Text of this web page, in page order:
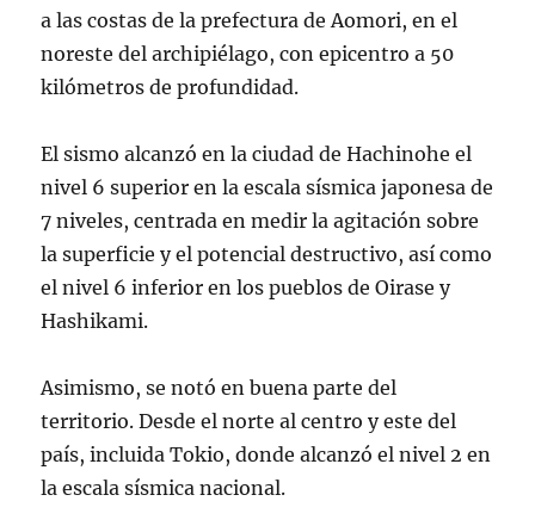
a las costas de la prefectura de Aomori, en el
noreste del archipiélago, con epicentro a 50
kilómetros de profundidad.
El sismo alcanzó en la ciudad de Hachinohe el
nivel 6 superior en la escala sísmica japonesa de
7 niveles, centrada en medir la agitación sobre
la superficie y el potencial destructivo, así como
el nivel 6 inferior en los pueblos de Oirase y
Hashikami.
Asimismo, se notó en buena parte del
territorio. Desde el norte al centro y este del
país, incluida Tokio, donde alcanzó el nivel 2 en
la escala sísmica nacional.